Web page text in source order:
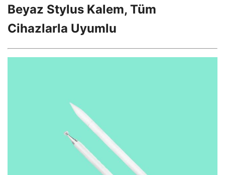
Beyaz Stylus Kalem, Tüm
Cihazlarla Uyumlu